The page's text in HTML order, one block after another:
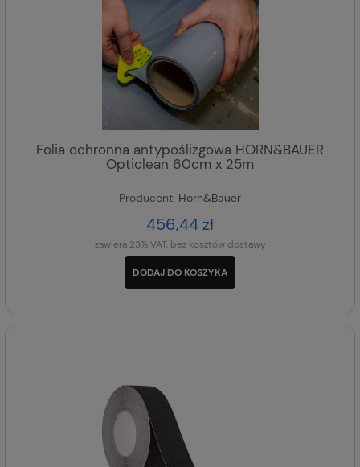
Folia ochronna antypoślizgowa HORN&BAUER
Opticlean 60cm x 25m
Producent: Horn&Bauer
456,44 zł
zawiera 23% VAT, bez kosztów dostawy
DODAJ DO KOSZYKA